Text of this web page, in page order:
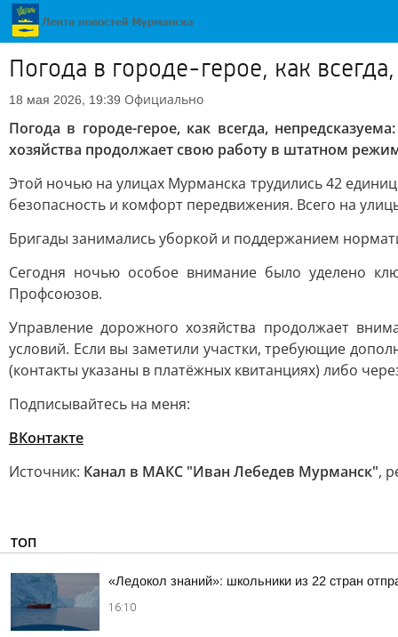
Погода в городе-герое, как
18 мая 2026, 19:39 Официально
Погода в городе-герое, как всегда,
хозяйства продолжает свою работу в штатном
Этой ночью на улицах Мурманска трудились 42
безопасность и комфорт передвижения. Всего на
Бригады занимались уборкой и поддержанием
Сегодня ночью особое внимание было уделено
Профсоюзов.
Управление дорожного хозяйства продолжает
условий. Если вы заметили участки, требующие
(контакты указаны в платёжных квитанциях) либо
Подписывайтесь на меня:
ВКонтакте
Источник: Канал в МАКС "Иван Лебедев Мурманск",
ТОП
«Ледокол знаний»: школьники из 22 стран
16:10